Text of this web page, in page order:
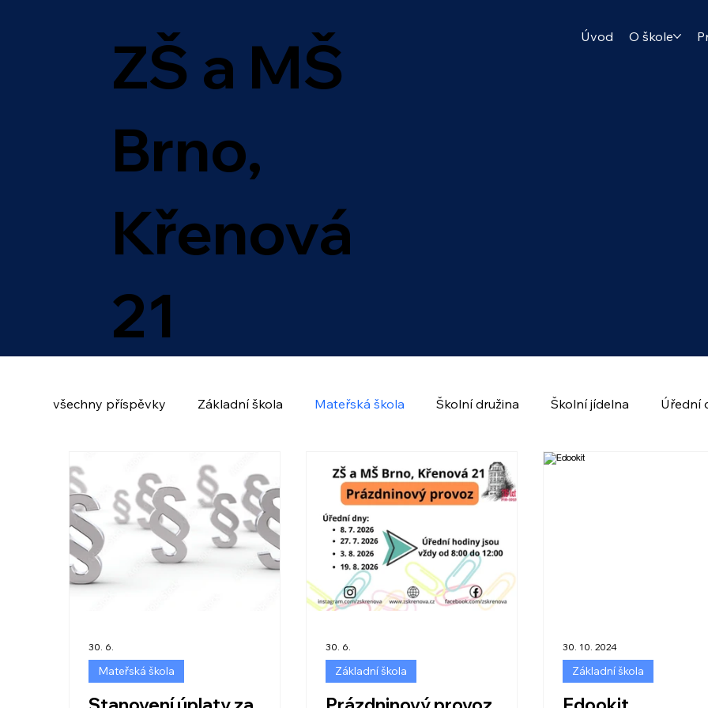
ZŠ a MŠ
Brno,
Křenová
21
Úvod O škole
všechny příspěvky Základní škola Mateřská škola Školní družina Školní jídelna Úřední
Mateřská škola
30. 6.
Základní škola
30. 6.
Základní škola
30. 10. 2024